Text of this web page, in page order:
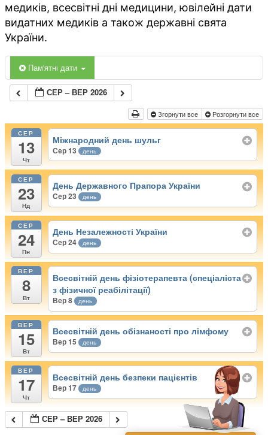
медиків, всесвітні дні медицини, ювілейні дати
видатних медиків а також державні свята
України.
Пам'ятні дати
СЕР – ВЕР 2026
Згорнути все Розгорнути все
СЕР
13
Чт
Міжнародний день шульг
Сер 13 день
СЕР
23
Нд
День Державного Прапора України
Сер 23 день
СЕР
24
Пн
День Незалежності України
Сер 24 день
ВЕР
8
Вт
Всесвітній день фізіотерапевта (спеціаліста
з фізичної реабілітації)
Вер 8 день
ВЕР
15
Вт
Всесвітній день обізнаності про лімфому
Вер 15 день
ВЕР
17
Чт
Всесвітній день безпеки пацієнтів
Вер 17 день
СЕР – ВЕР 2026